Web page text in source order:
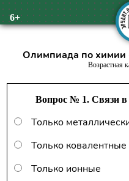
6+
Олимпиада по химии
Возрастная
Вопрос № 1. Связи в
Только
Только ковалентные
Только ионные